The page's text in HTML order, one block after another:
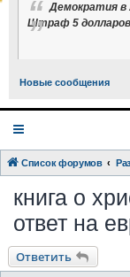
Демократия в
Штраф 5
Новые сообщения
Список форумов
книга о
ответ на
Ответить